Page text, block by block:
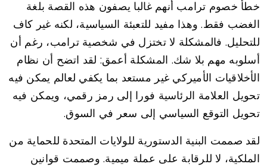
خطأ خصوم ترامب أنهم غالبا يصفون هذه القصة بلغة
الغضب فقط. وهذا مفيد للتعبئة السياسية، لكنه غير كاف
للتحليل. فالمشكلة لا تختزل في شخصية ترامب، رغم أن
أسلوبه مهم بلا شك. المشكلة أعمق: لقد اتضح أن نظام
الأخلاقيات الأميركي غير مستعد بما يكفي لعالم يمكن فيه
تحويل العلامة الرئاسية فورا إلى رمز رقمي، ويمكن فيه
تحويل التوقع السياسي إلى سعر في السوق.
لقد صممت البنية الدستورية للولايات المتحدة للحماية من
الملكية، لا للرقابة على عملة ميمية. وصممت قوانين